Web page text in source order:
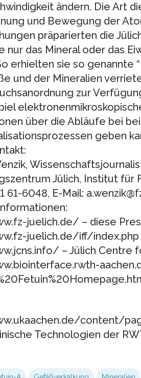
ändern. Die Art
und Bewegung der
präparierten die
nur das Mineral oder das
erhielten sie so genannte
und der Mineralien
zur
über die Abläufe bei
geben
Jülich, Institut für
61-6048, E-Mail:
juelich.de/ – diese
juelich.de/iff/
– Jülich Centre
content/
Technologien der